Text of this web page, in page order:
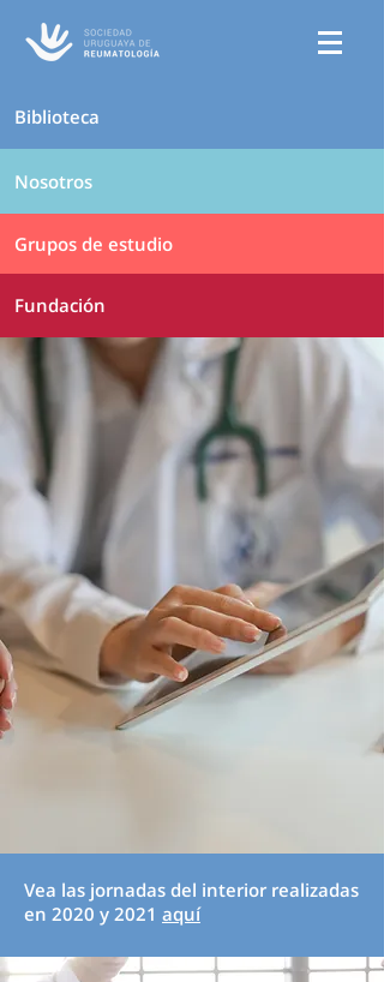
Biblioteca
Nosotros
Grupos de estudio
Fundación
Vea las jornadas del interior realizadas
en 2020 y 2021 aquí